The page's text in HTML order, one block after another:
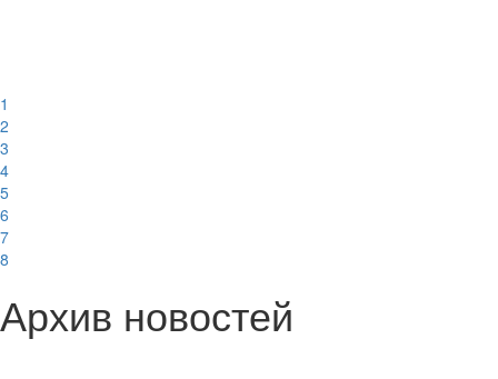
1
2
3
4
5
6
7
8
Архив новостей